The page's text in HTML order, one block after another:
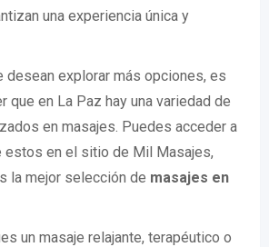
una experiencia única y
desean explorar más opciones, es
que en La Paz hay una variedad de
en masajes. Puedes acceder a
estos en el sitio de Mil Masajes,
la mejor selección de masajes en
un masaje relajante, terapéutico o